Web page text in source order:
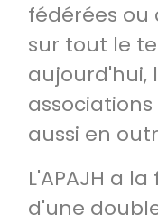
fédérées
sur tout le
aujourd'hui,
aussi en
L'APAJH a
d'une